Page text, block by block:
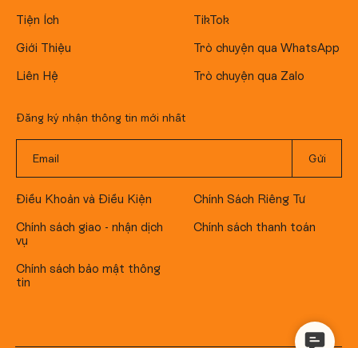
Tiện Ích
Giới Thiệu
Liên Hệ
TikTok
Trò chuyện qua WhatsApp
Trò chuyện qua Zalo
Đăng ký nhận thông tin mới nhất
Điều Khoản và Điều Kiện Chính Sách Riêng Tư
Chính sách giao - nhận dịch
vụ
Chính sách thanh toán
Chính sách bảo mật thông
tin
Contact